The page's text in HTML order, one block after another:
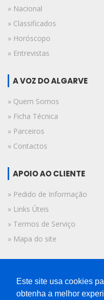
» Nacional
» Classificados
» Horóscopo
» Entrevistas
A VOZ DO ALGARVE
» Quem Somos
» Ficha Técnica
» Parceiros
» Contactos
APOIO AO CLIENTE
» Pedido de Informação
» Links Úteis
» Termos de Serviço
» Mapa do site
© 2019 A Voz do Algarve.
Todos os direitos
Este site usa cookies
obtenha a melhor